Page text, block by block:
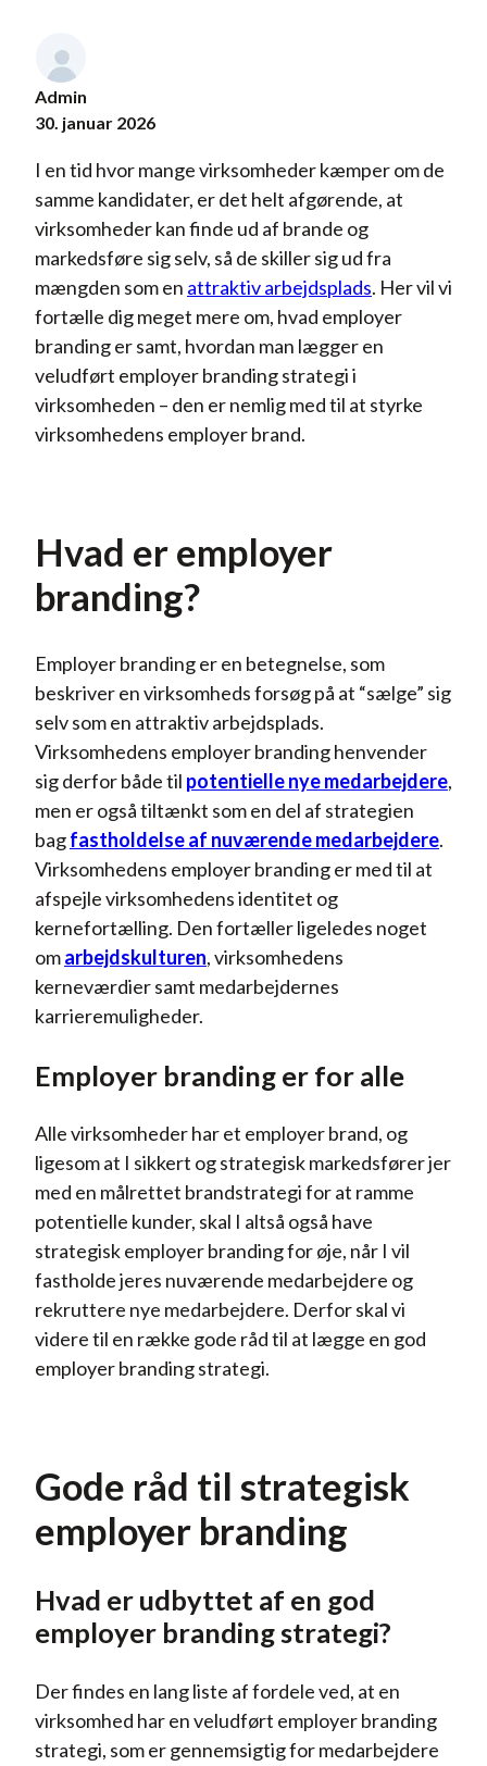
Admin
30. januar 2026
I en tid hvor mange virksomheder kæmper om de
samme kandidater, er det helt afgørende, at
virksomheder kan finde ud af brande og
markedsføre sig selv, så de skiller sig ud fra
mængden som en attraktiv arbejdsplads. Her vil vi
fortælle dig meget mere om, hvad employer
branding er samt, hvordan man lægger en
veludført employer branding strategi i
virksomheden – den er nemlig med til at styrke
virksomhedens employer brand.
Hvad er employer
branding?
Employer branding er en betegnelse, som
beskriver en virksomheds forsøg på at “sælge” sig
selv som en attraktiv arbejdsplads.
Virksomhedens employer branding henvender
sig derfor både til potentielle nye medarbejdere,
men er også tiltænkt som en del af strategien
bagfastholdelse af nuværende medarbejdere.
Virksomhedens employer branding er med til at
afspejle virksomhedens identitet og
kernefortælling. Den fortæller ligeledes noget
omarbejdskulturen, virksomhedens
kerneværdier samt medarbejdernes
karrieremuligheder.
Employer branding er for alle
Alle virksomheder har et employer brand, og
ligesom at I sikkert og strategisk markedsfører jer
med en målrettet brandstrategi for at ramme
potentielle kunder, skal I altså også have
strategisk employer branding for øje, når I vil
fastholde jeres nuværende medarbejdere og
rekruttere nye medarbejdere. Derfor skal vi
videre til en række gode råd til at lægge en god
employer branding strategi.
Gode råd til strategisk
employer branding
Hvad er udbyttet af en god
employer branding strategi?
Der findes en lang liste af fordele ved, at en
virksomhed har en veludført employer branding
strategi, som er gennemsigtig for medarbejdere